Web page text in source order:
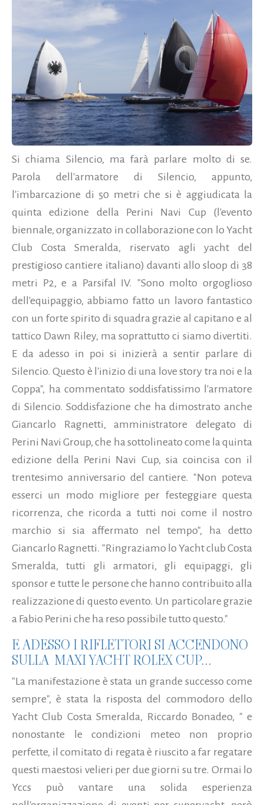
Si chiama Silencio, ma farà parlare molto di se.
Parola dell'armatore di Silencio, appunto,
l'imbarcazione di 50 metri che si è aggiudicata la
quinta edizione della Perini Navi Cup (l'evento
biennale, organizzato in collaborazione con lo Yacht
Club Costa Smeralda, riservato agli yacht del
prestigioso cantiere italiano) davanti allo sloop di 38
metri P2, e a Parsifal IV. "Sono molto orgoglioso
dell'equipaggio, abbiamo fatto un lavoro fantastico
con un forte spirito di squadra grazie al capitano e al
tattico Dawn Riley, ma soprattutto ci siamo divertiti.
E da adesso in poi si inizierà a sentir parlare di
Silencio.Questo è l'inizio di una love story tra noi e la
Coppa", ha commentato soddisfatissimo l'armatore
di Silencio. Soddisfazione che ha dimostrato anche
Giancarlo Ragnetti, amministratore delegato di
Perini Navi Group, che ha sottolineato come la quinta
edizione della Perini Navi Cup, sia coincisa con il
trentesimo anniversario del cantiere. "Non poteva
esserci un modo migliore per festeggiare questa
ricorrenza, che ricorda a tutti noi come il nostro
marchio si sia affermato nel tempo", ha detto
Giancarlo Ragnetti. "Ringraziamo lo Yacht club Costa
Smeralda, tutti gli armatori, gli equipaggi, gli
sponsor e tutte le persone che hanno contribuito alla
realizzazione di questo evento. Un particolare grazie
a Fabio Perini che ha reso possibile tutto questo."
E ADESSO I RIFLETTORI SI ACCENDONO
SULLA MAXI YACHT ROLEX CUP...
"La manifestazione è stata un grande successo come
sempre", è stata la risposta del commodoro dello
Yacht Club Costa Smeralda, Riccardo Bonadeo, " e
nonostante le condizioni meteo non proprio
perfette, il comitato di regata è riuscito a far regatare
questi maestosi velieri per due giorni su tre. Ormai lo
Yccs può vantare una solida esperienza